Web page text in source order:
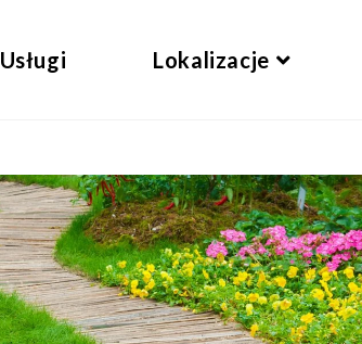
Usługi Lokalizacje